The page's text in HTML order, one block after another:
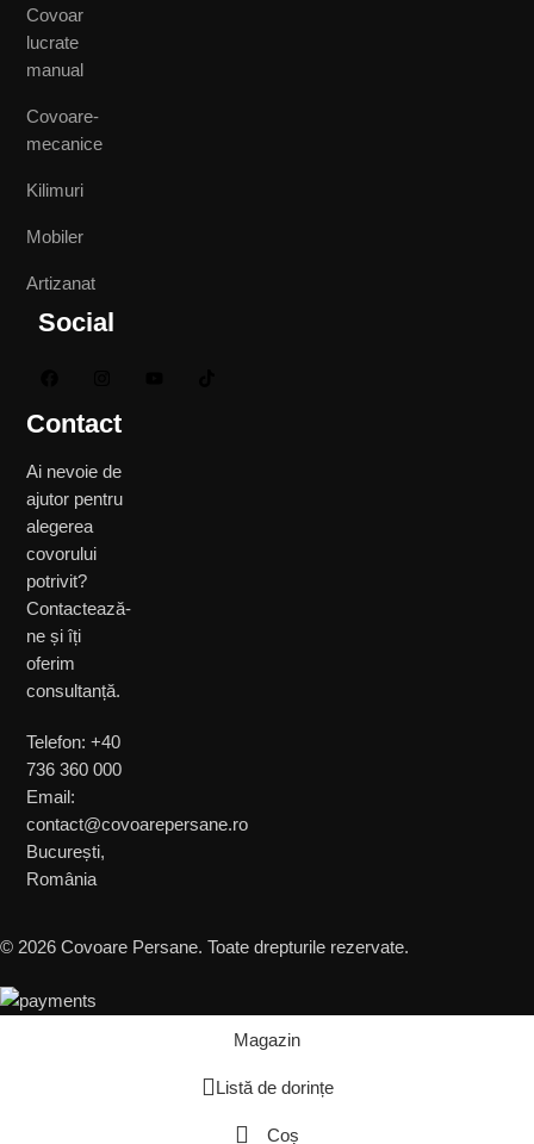
Covoar
lucrate
manual
Covoare-
mecanice
Kilimuri
Mobiler
Artizanat
Social
Contact
Ai nevoie de
ajutor pentru
alegerea
covorului
potrivit?
Contactează-
ne și îți
oferim
consultanță.
Telefon: +40
736 360 000
Email:
contact@covoarepersane.ro
București,
România
© 2026 Covoare Persane. Toate drepturile rezervate.
Magazin
Listă de dorințe
Coș